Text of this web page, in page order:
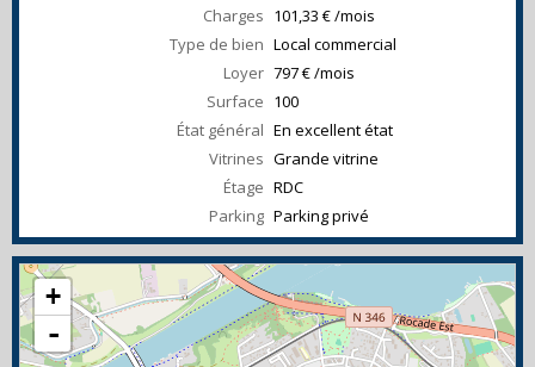
Charges 101,33 € /mois
Type de bien Local commercial
Loyer 797 € /mois
Surface 100
État général En excellent état
Vitrines Grande vitrine
Étage RDC
Parking Parking privé
+
-